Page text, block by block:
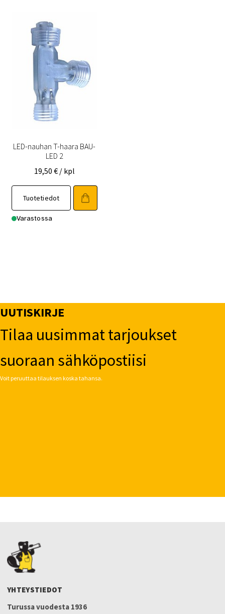
LED-nauhan T-haara BAU-
LED 2
19,50 € / kpl
Tuotetiedot
Varastossa
UUTISKIRJE
Tilaa uusimmat tarjoukset
suoraan sähköpostiisi
Voit peruuttaa tilauksen koska tahansa.
YHTEYSTIEDOT
Turussa vuodesta 1936